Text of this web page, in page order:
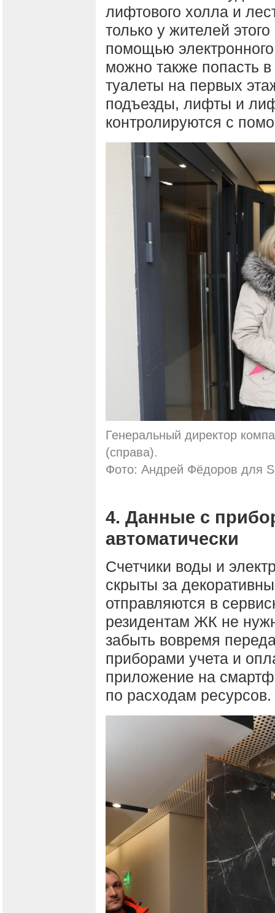
лифтового холла и
только у жителей
помощью
можно также попасть
туалеты на первых
подъезды, лифты и
контролируются с
Генеральный директор
(справа).
Фото: Андрей Фёдоров для
4. Данные с
автоматически
Счетчики воды и
скрыты за
отправляются в
резидентам ЖК не
забыть вовремя
приборами учета и
приложение на
по расходам ресурсов.